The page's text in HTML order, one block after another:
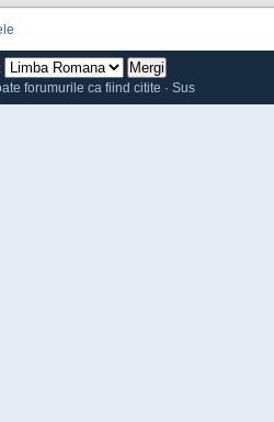
forumurile ca fiind citite · Sus